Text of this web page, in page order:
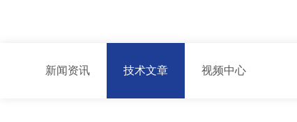
新闻资讯 技术文章 视频中心